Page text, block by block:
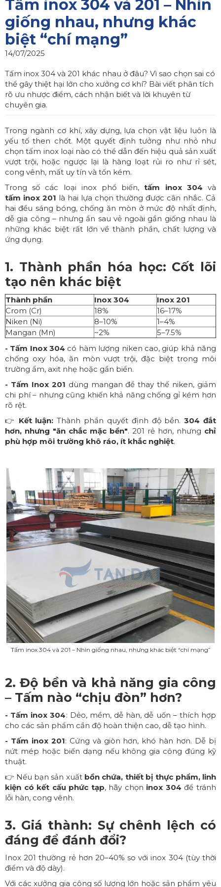
Tấm inox 304 và 201 – Nhìn
giống nhau, nhưng khác
biệt “chí mạng”
14/07/2025
Tấm inox 304 và 201 khác nhau ở đâu? Vì sao chọn sai có
thể gây thiệt hại lớn cho xưởng cơ khí? Bài viết phân tích
rõ ưu nhược điểm, cách nhận biết và lời khuyên từ
chuyên gia.
Trong ngành cơ khí, xây dựng, lựa chọn vật liệu luôn là
yếu tố then chốt. Một quyết định tưởng như nhỏ như
chọn tấm inox loại nào có thể dẫn đến hiệu quả sản xuất
vượt trội, hoặc ngược lại là hàng loạt rủi ro như rỉ sét,
cong vênh, mất uy tín và tốn kém.
Trong số các loại inox phổ biến,tấm inox 304và
tấm inox 201 là hai lựa chọn thường được cân nhắc. Cả
hai đều sáng bóng, chống ăn mòn ở mức độ nhất định,
dễ gia công – nhưng ẩn sau vẻ ngoài gần giống nhau là
những khác biệt rất lớn về thành phần, chất lượng và
ứng dụng.
1. Thành phần hóa học: Cốt lõi
tạo nên khác biệt
Thành phần Inox 304
Inox 201
Crom (Cr)
18%
16–17%
Niken (Ni)
8–10%
1–4%
Mangan (Mn)
~2%
5–7.5%
- Tấm Inox 304 có hàm lượng niken cao, giúp khả năng
chống oxy hóa, ăn mòn vượt trội, đặc biệt trong môi
trường ẩm, axit nhẹ hoặc gần biển.
- Tấm Inox 201 dùng mangan để thay thế niken, giảm
chi phí – nhưng cũng khiến khả năng chống gỉ kém hơn
rõ rệt.
👉 Kết luận: Thành phần quyết định độ bền.304 đắt
hơn, nhưng "ăn chắc mặc bền". 201 rẻ hơn, nhưng chỉ
phù hợp môi trường khô ráo, ít khắc nghiệt.
Tấm inox 304 và 201 – Nhìn giống nhau, nhưng khác biệt “chí mạng”
2. Độ bền và khả năng gia công
– Tấm nào “chịu đòn” hơn?
- Tấm inox 304: Dẻo, mềm, dễ hàn, dễ uốn – thích hợp
cho các sản phẩm cần độ hoàn thiện cao, dễ tạo hình.
- Tấm inox 201: Cứng và giòn hơn, khó hàn hơn. Dễ bị
nứt mép hoặc biến dạng nếu không gia công đúng kỹ
thuật.
👉 Nếu bạn sản xuất bồn chứa, thiết bị thực phẩm, linh
kiện có kết cấu phức tạp, hãy chọn inox 304 để tránh
lỗi hàn, cong vênh.
3. Giá thành: Sự chênh lệch có
đáng để đánh đổi?
Inox 201 thường rẻ hơn 20–40% so với inox 304 (tùy thời
điểm và độ dày).
Với các xưởng gia công số lượng lớn hoặc sản phẩm yêu